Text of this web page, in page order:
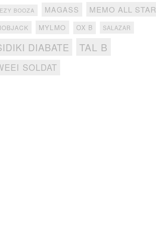
BOOZA MAGASS MEMO ALL STAR
MYLMO OX B SALAZAR
DIABATE TAL B
SOLDAT